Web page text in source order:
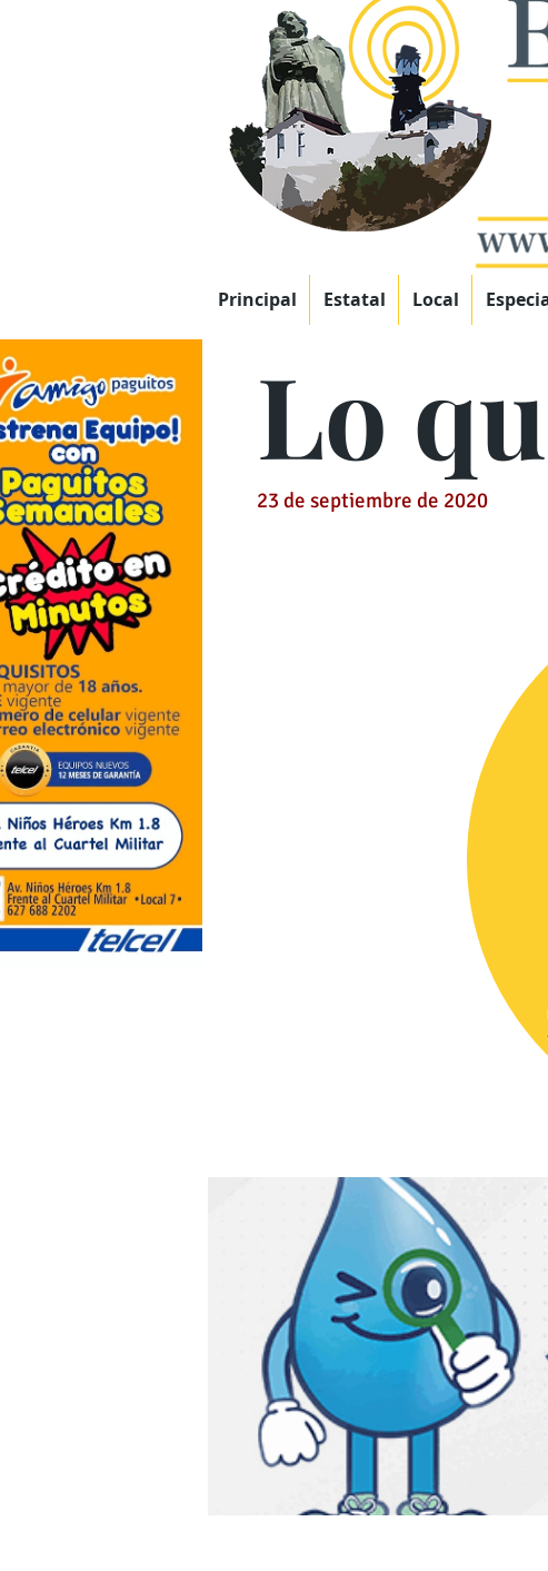
Principal Estatal Local
Lo
23 de septiembre de 2020